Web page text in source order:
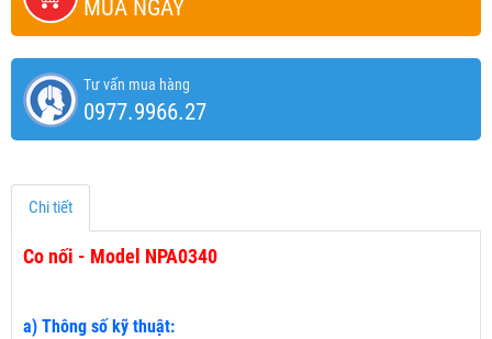
MUA NGAY
Tư vấn mua hàng
0977.9966.27
Chi tiết
Co nối - Model NPA0340
a) Thông số kỹ thuật: